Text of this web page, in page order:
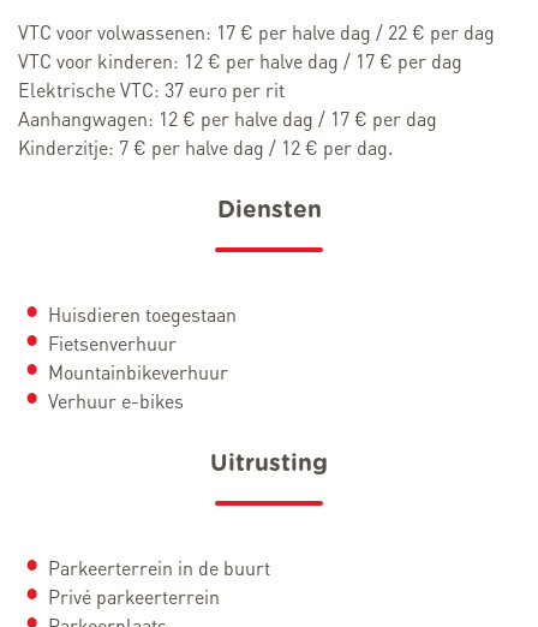
VTC voor volwassenen: 17 € per halve dag / 22 € per dag
VTC voor kinderen: 12 € per halve dag / 17 € per dag
Elektrische VTC: 37 euro per rit
Aanhangwagen: 12 € per halve dag / 17 € per dag
Kinderzitje: 7 € per halve dag / 12 € per dag.
Diensten
Huisdieren toegestaan
Fietsenverhuur
Mountainbikeverhuur
Verhuur e-bikes
Uitrusting
Parkeerterrein in de buurt
Privé parkeerterrein